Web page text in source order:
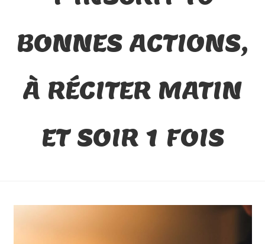
BONNES ACTIONS,
À RÉCITER MATIN
ET SOIR 1 FOIS